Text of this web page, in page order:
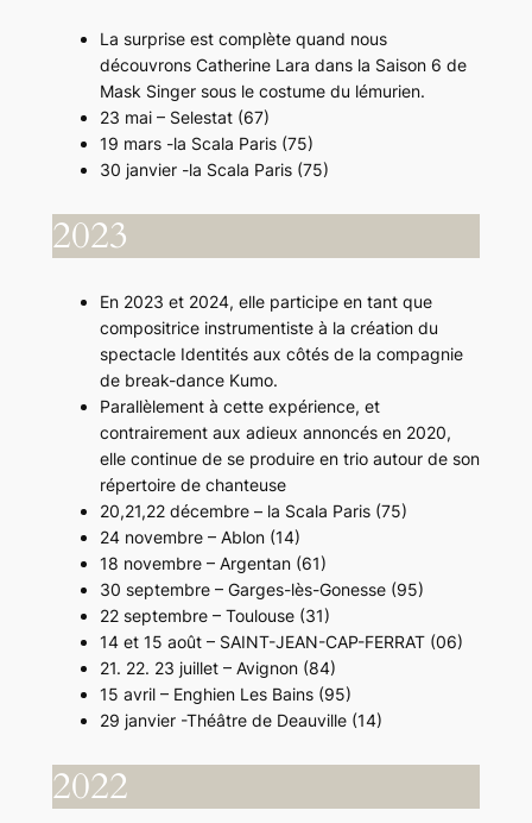
La surprise est complète quand nous
découvrons Catherine Lara dans la Saison 6 de
Mask Singer sous le costume du lémurien.
23 mai – Selestat (67)
19 mars -la Scala Paris (75)
30 janvier -la Scala Paris (75)
2023
En 2023 et 2024, elle participe en tant que
compositrice instrumentiste à la création du
spectacle Identités aux côtés de la compagnie
de break-dance Kumo.
Parallèlement à cette expérience, et
contrairement aux adieux annoncés en 2020,
elle continue de se produire en trio autour de son
répertoire de chanteuse
20,21,22 décembre – la Scala Paris (75)
24 novembre – Ablon (14)
18 novembre – Argentan (61)
30 septembre – Garges-lès-Gonesse (95)
22 septembre – Toulouse (31)
14 et 15 août – SAINT-JEAN-CAP-FERRAT (06)
21. 22. 23 juillet – Avignon (84)
15 avril – Enghien Les Bains (95)
29 janvier -Théâtre de Deauville (14)
2022